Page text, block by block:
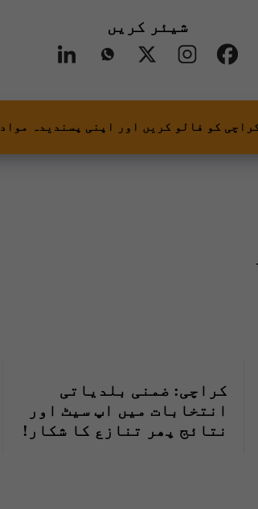
شیئر کریں
کو فالو کریں اور اپنی پسندیدہ
کراچی: ضمنی بلدیاتی
انتخابات میں اپ سیٹ اور
نتائج پھر تنازع کا شکار!